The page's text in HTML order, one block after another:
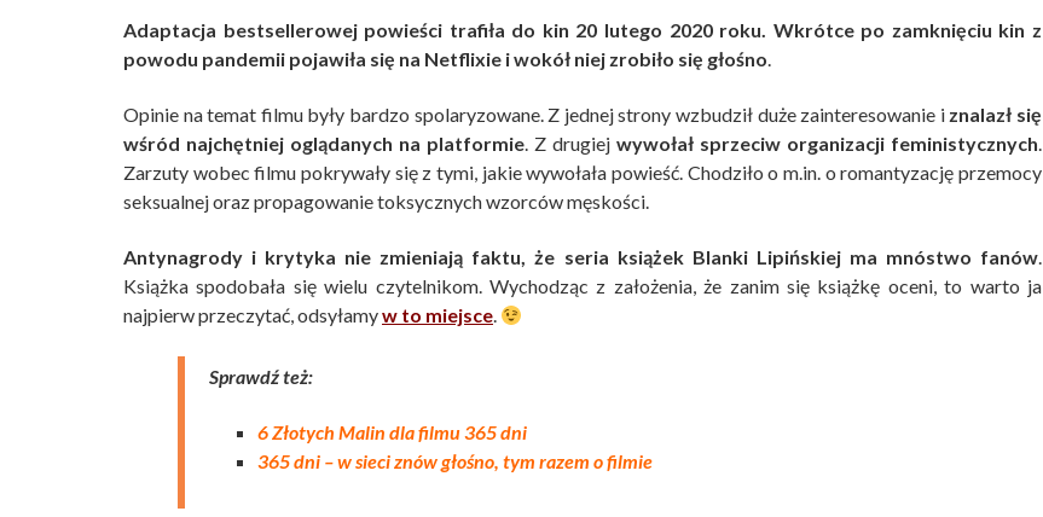
Adaptacja bestsellerowej powieści trafiła do kin 20 lutego 2020 roku. Wkrótce po zamknięciu kin z
powodu pandemii pojawiła się na Netflixie i wokół niej zrobiło się głośno.
Opinie na temat filmu były bardzo spolaryzowane. Z jednej strony wzbudził duże zainteresowanie i znalazł się
wśród najchętniej oglądanych na platformie. Z drugiej wywołał sprzeciw organizacji feministycznych.
Zarzuty wobec filmu pokrywały się z tymi, jakie wywołała powieść. Chodziło o m.in. o romantyzację przemocy
seksualnej oraz propagowanie toksycznych wzorców męskości.
Antynagrody i krytyka nie zmieniają faktu, że seria książek Blanki Lipińskiej ma mnóstwo fanów.
Książka spodobała się wielu czytelnikom. Wychodząc z założenia, że zanim się książkę oceni, to warto ja
najpierw przeczytać, odsyłamyw to miejsce.
Sprawdź też:
6 Złotych Malin dla filmu 365 dni
365 dni – w sieci znów głośno, tym razem o filmie